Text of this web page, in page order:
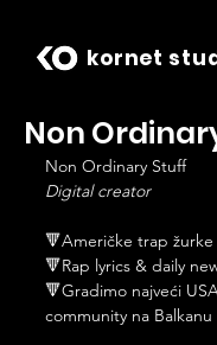
kornet
Non
Non Ordinary Stuff
Digital creator
🔻Američke trap žurke
🔻Rap lyrics & daily
🔻Gradimo najveći
community na Balkanu